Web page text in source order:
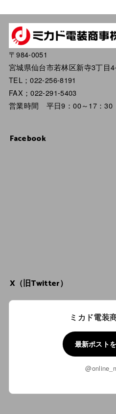
〒984-0051
宮城県仙台市若林区新寺3丁目
TEL；022-256-8191
FAX；022-291-5403
営業時間 平日9：00～17：30
Facebook
X（旧Twitter）
ミカド電装
最新ポスト